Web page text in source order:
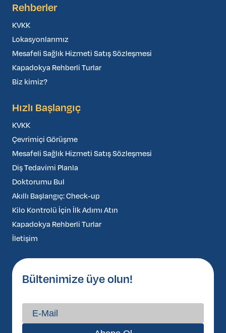
Rehberler
KVKK
Lokasyonlarımız
Mesafeli Sağlık Hizmeti Satış Sözleşmesi
Kapadokya Rehberli Turlar
Biz kimiz?
Hızlı Başlangıç
KVKK
Çevrimiçi Görüşme
Mesafeli Sağlık Hizmeti Satış Sözleşmesi
Diş Tedavimi Planla
Doktorumu Bul
Akıllı Başlangıç: Check-up
Kilo Kontrolü İçin İlk Adımı Atın
Kapadokya Rehberli Turlar
İletişim
Bültenimize üye olun!